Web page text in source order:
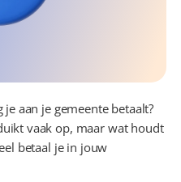
aan je gemeente betaalt?
vaak op, maar wat houdt
betaal je in jouw